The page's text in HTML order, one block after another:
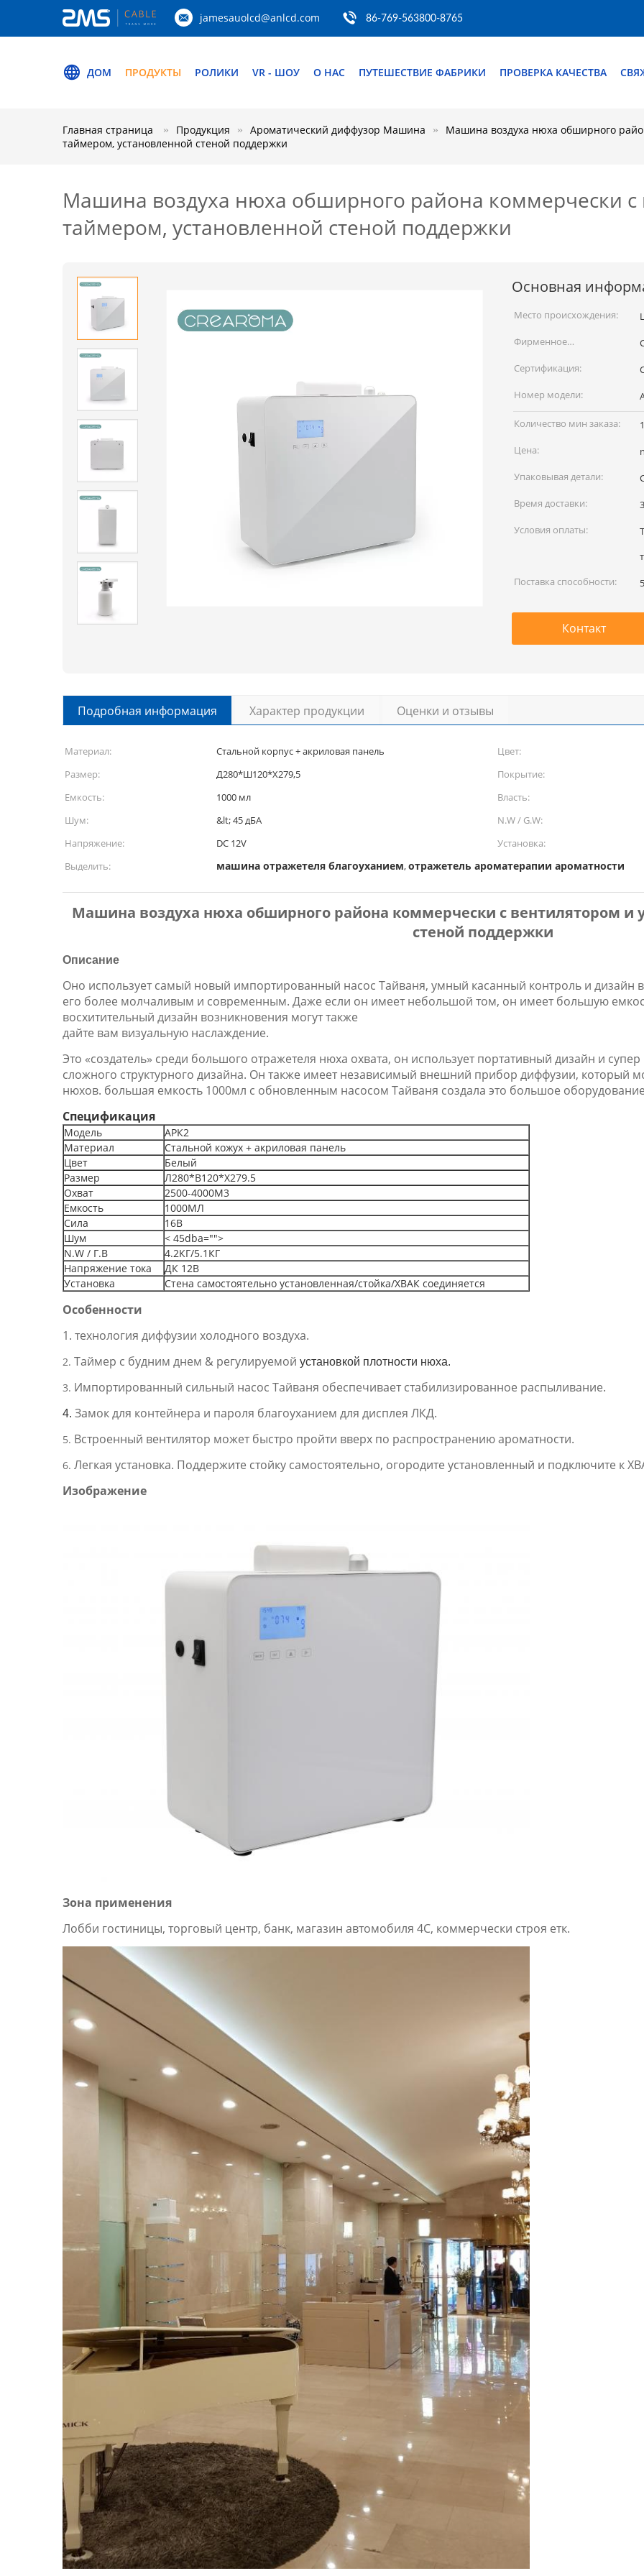
jamesauolcd@anlcd.com 86-769-563800-8765
ДОМ ПРОДУКТЫ РОЛИКИ VR - ШОУ О НАС ПУТЕШЕСТВИЕ ФАБРИКИ ПРОВЕРКА КАЧЕСТВА
Главная страница Продукция Ароматический диффузор Машина
Машина воздуха нюха обширного
таймером, установленной стеной поддержки
Машина воздуха нюха обширного района коммерчески
таймером, установленной стеной поддержки
Основная
Место происхождения:
Фирменное
наименование:
Сертификация:
Номер модели:
Количество мин заказа:
Цена:
Упаковывая детали:
Время доставки:
Условия оплаты:
Поставка способности:
Контакт
Подробная информация Характер продукции Оценки и отзывы
Материал: Стальной корпус + акриловая панель
Цвет:
Размер:
Д280*Ш120*Х279,5
Покрытие:
Емкость:
1000 мл
Власть:
Шум:
&lt; 45 дБА
N.W / G.W:
Напряжение:
DC 12V
Установка:
Выделить:
машина отражетеля благоуханием,отражетель ароматерапии ароматности
Машина воздуха нюха обширного района коммерчески с вентилятором
стеной поддержки
Описание
Оно использует самый новый импортированный насос Тайваня, умный касанный контроль и дизайн
его более молчаливым и современным. Даже если он имеет небольшой том, он имеет большую
восхитительный дизайн возникновения могут также
дайте вам визуальную наслаждение.
Это «создатель» среди большого отражетеля нюха охвата, он использует портативный дизайн и
сложного структурного дизайна. Он также имеет независимый внешний прибор диффузии, который
нюхов. большая емкость 1000мл с обновленным насосом Тайваня создала это большое
Спецификация
Модель
АРК2
Материал
Стальной кожух + акриловая панель
Цвет
Белый
Размер
Л280*В120*Х279.5
Охват
2500-4000М3
Емкость
1000МЛ
Сила
16В
Шум
< 45dba="">
N.W / Г.В
4.2КГ/5.1КГ
Напряжение тока
ДК 12В
Установка
Стена самостоятельно установленная/стойка/ХВАК соединяется
Особенности
1. технология диффузии холодного воздуха.
2. Таймер с будним днем & регулируемой установкой плотности нюха.
3. Импортированный сильный насос Тайваня обеспечивает стабилизированное распыливание.
4. Замок для контейнера и пароля благоуханием для дисплея ЛКД.
5. Встроенный вентилятор может быстро пройти вверх по распространению ароматности.
6. Легкая установка. Поддержите стойку самостоятельно, огородите установленный и подключите к
Изображение
Зона применения
Лобби гостиницы, торговый центр, банк, магазин автомобиля 4С, коммерчески строя етк.